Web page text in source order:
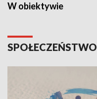
W obiektywie
SPOŁECZEŃSTWO